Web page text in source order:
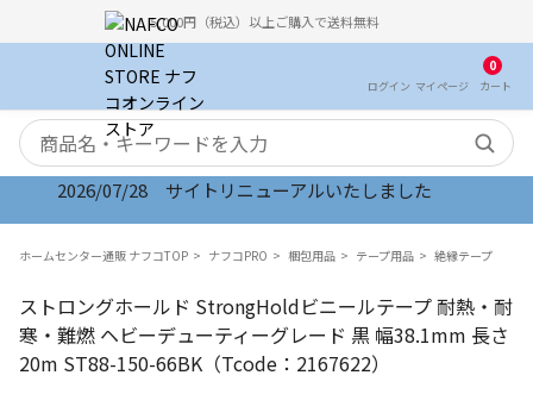
5,000円（税込）以上ご購入で送料無料
ログイン マイ ページ
0
カート
検索キーワード
2026/07/28 サイトリニューアルいたしました
ホームセンター通販 ナフコTOP ナフコPRO 梱包用品 テープ用品 絶縁テープ
ストロングホールド StrongHoldビニールテープ 耐熱・耐
寒・難燃 ヘビーデューティーグレード 黒 幅38.1mm 長さ
20m ST88-150-66BK（Tcode：2167622）